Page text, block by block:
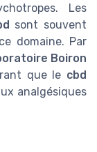
Les
sont souvent
domaine. Par
Boiron
que le cbd
analgésiques